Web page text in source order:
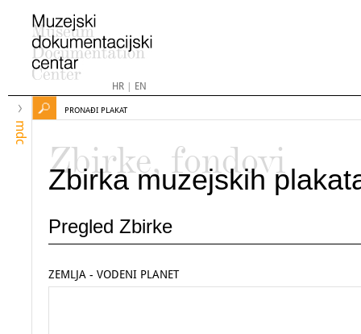
HR| EN
mdc
PRONAĐI PLAKAT
Zbirke, fondovi
Zbirka muzejskih
Pregled Zbirke
ZEMLJA - VODENI PLANET